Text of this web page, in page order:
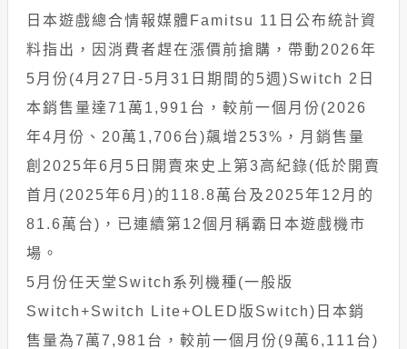
日本遊戲總合情報媒體Famitsu 11日公布統計資
料指出，因消費者趕在漲價前搶購，帶動2026年
5月份(4月27日-5月31日期間的5週)Switch 2日
本銷售量達71萬1,991台，較前一個月份(2026
年4月份、20萬1,706台)飆增253%，月銷售量
創2025年6月5日開賣來史上第3高紀錄(低於開賣
首月(2025年6月)的118.8萬台及2025年12月的
81.6萬台)，已連續第12個月稱霸日本遊戲機市
場。
5月份任天堂Switch系列機種(一般版
Switch+Switch Lite+OLED版Switch)日本銷
售量為7萬7,981台，較前一個月份(9萬6,111台)